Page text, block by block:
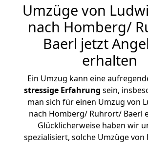
Umzüge von
nach Homberg/
Baerl jetzt
erhalten
Ein Umzug kann eine
stressige Erfahrung sein,
man sich für einen Umzug von
nach Homberg/ Ruhrort/ Baerl
Glücklicherweise haben wir
spezialisiert, solche Umzüge